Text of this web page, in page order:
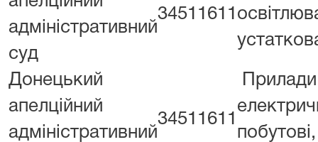
адміністративний
суд
34511611
Донецький
апелційний
адміністративний
34511611
Прилади